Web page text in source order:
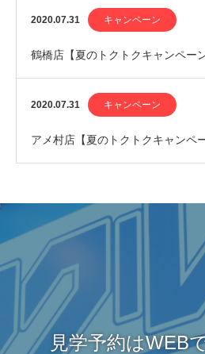
2020.07.31 キャンペーン
鶴橋店【夏のトクトクキャンペー
開始しました！
2020.07.31 キャンペーン
アメ村店【夏のトクトクキャンペ
見学予約はWEB